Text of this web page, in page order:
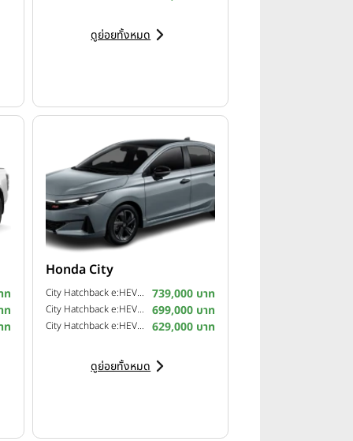
ละภาคภูมิใจที่ได้ร่วมเป็นส่วนหนึ่ง
ปถัมภ์อย่างต่อเนื่อง โดยการ
อดฝีมืออันดับต้นๆ ของโลกรวมทั้ง
งในประเทศไทย
ดูย่อยทั้งหมด
ท
ท
ท
Honda City
City Hatchback e:HEV RS ปี 2026 739,000 บาท
City Hatchback e:HEV SV ปี 2026 699,000 บาท
City Hatchback e:HEV V ปี 2026 629,000 บาท
ดูย่อยทั้งหมด